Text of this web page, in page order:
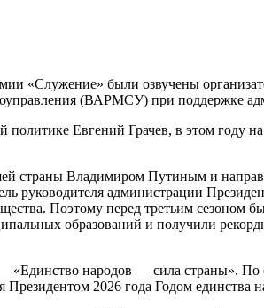
«Служение» были озвучены
(ВАРМСУ) при поддержке
Евгений Грачев, в этом году
страны Владимиром Путиным и
руководителя администрации
Поэтому перед третьим сезоном
образований и получили
«Единство народов — сила страны».
2026 года Годом единства